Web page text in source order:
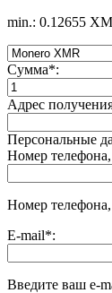
min.: 0.12655
Сумма*:
Адрес
Персональные
Номер
Номер
E-mail*:
Введите ваш e-